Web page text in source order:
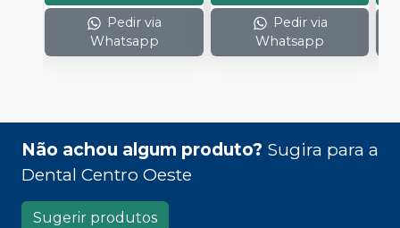
Pedir via
Whatsapp
Pedir via
Whatsapp
Não achou algum produto? Sugira para a
Dental Centro Oeste
Sugerir produtos